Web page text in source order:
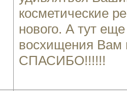
косметические
нового. А тут
восхищения Вам
СПАСИБО!!!!!!